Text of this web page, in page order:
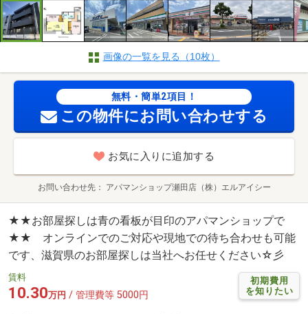
画像の一覧を見る（10枚）
無料・簡単2項目！
この物件にお問い合わせする
お気に入りに追加する
お問い合わせ先 アパマンショップ瀬田店（株）エルアイシー
★★お部屋探しは青の看板が目印のアパマンショップで
★★ オンラインでのご対応や現地での待ち合わせも可能
です、滋賀県のお部屋探しは当社へお任せください☆彡
初期費用
を知りたい
賃料
10.30万円 / 管理費等 5000円